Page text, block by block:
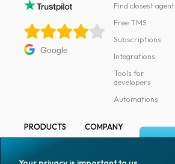
Google
Find closest agent
Free TMS
Subscriptions
Integrations
Tools for
developers
Automations
PRODUCTS
Marking
COMPANY